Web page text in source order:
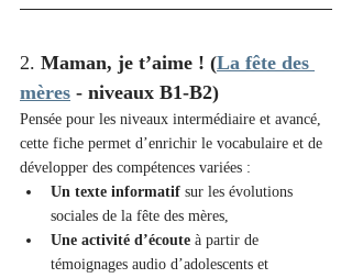
2. Maman, je t’aime ! (La fête des
mères - niveaux B1-B2)
Pensée pour les niveaux intermédiaire et avancé,
cette fiche permet d’enrichir le vocabulaire et de
développer des compétences variées :
Un texte informatif sur les évolutions
sociales de la fête des mères,
Une activité d’écoute à partir de
témoignages audio d’adolescents et